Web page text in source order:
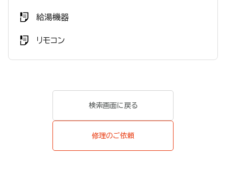
給湯機器
リモコン
検索画面に戻る
修理のご依頼